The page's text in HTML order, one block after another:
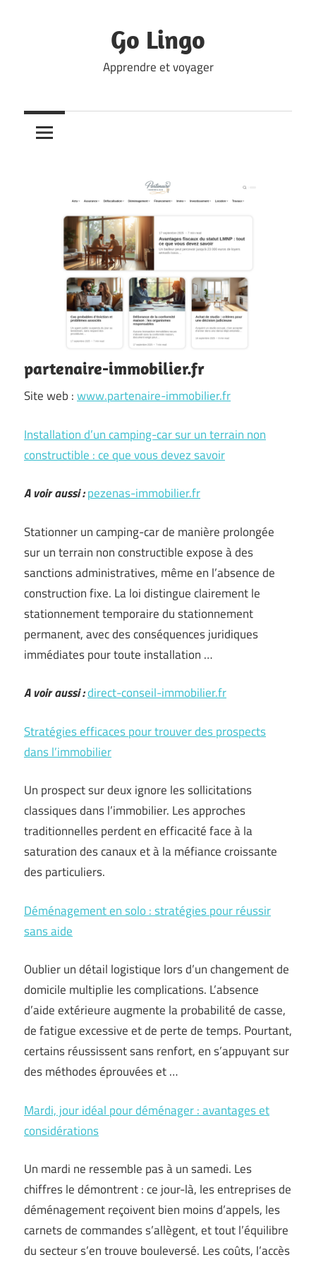
Go Lingo
Apprendre et voyager
partenaire-immobilier.fr
Site web :www.partenaire-immobilier.fr
Installation d’un camping-car sur un terrain non
constructible : ce que vous devez savoir
A voir aussi :pezenas-immobilier.fr
Stationner un camping-car de manière prolongée
sur un terrain non constructible expose à des
sanctions administratives, même en l’absence de
construction fixe. La loi distingue clairement le
stationnement temporaire du stationnement
permanent, avec des conséquences juridiques
immédiates pour toute installation …
A voir aussi :direct-conseil-immobilier.fr
Stratégies efficaces pour trouver des prospects
dans l’immobilier
Un prospect sur deux ignore les sollicitations
classiques dans l’immobilier. Les approches
traditionnelles perdent en efficacité face à la
saturation des canaux et à la méfiance croissante
des particuliers.
Déménagement en solo : stratégies pour réussir
sans aide
Oublier un détail logistique lors d’un changement de
domicile multiplie les complications. L’absence
d’aide extérieure augmente la probabilité de casse,
de fatigue excessive et de perte de temps. Pourtant,
certains réussissent sans renfort, en s’appuyant sur
des méthodes éprouvées et …
Mardi, jour idéal pour déménager : avantages et
considérations
Un mardi ne ressemble pas à un samedi. Les
chiffres le démontrent : ce jour-là, les entreprises de
déménagement reçoivent bien moins d’appels, les
carnets de commandes s’allègent, et tout l’équilibre
du secteur s’en trouve bouleversé. Les coûts, l’accès